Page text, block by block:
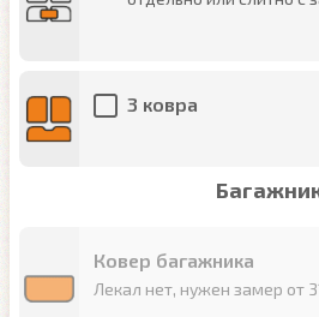
3 ковра
Ковер багажника
Лекал нет, нужен замер от